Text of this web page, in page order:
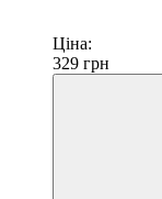
Ціна:
329 грн